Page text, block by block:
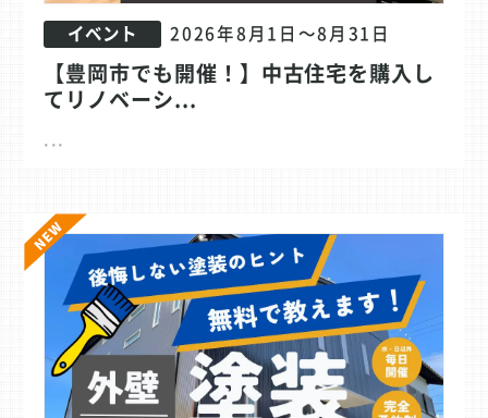
イベント 2026年8月1日～8月31日
【豊岡市でも開催！】中古住宅を購入し
てリノベーシ...
...